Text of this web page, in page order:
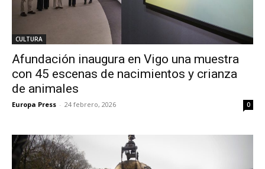
CULTURA
Afundación inaugura en Vigo una muestra
con 45 escenas de nacimientos y crianza
de animales
Europa Press - 24 febrero, 2026 0